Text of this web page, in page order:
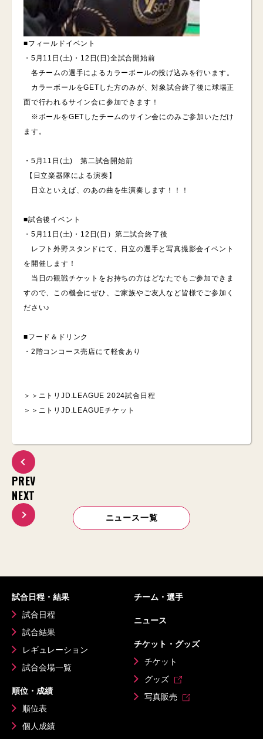
■フィールドイベント
・5月11日(土)・12日(日)全試合開始前
各チームの選手によるカラーボールの投げ込みを行います。
カラーボールをGETした方のみが、対象試合終了後に球場正
面で行われるサイン会に参加できます！
※ボールをGETしたチームのサイン会にのみご参加いただけ
ます。
・5月11日(土) 第二試合開始前
【日立楽器隊による演奏】
日立といえば、のあの曲を生演奏します！！！
■試合後イベント
・5月11日(土)・12日(日）第二試合終了後
レフト外野スタンドにて、日立の選手と写真撮影会イベント
を開催します！
当日の観戦チケットをお持ちの方はどなたでもご参加できま
すので、この機会にぜひ、ご家族やご友人など皆様でご参加く
ださい♪
■フード＆ドリンク
・2階コンコース売店にて軽食あり
＞＞ ニトリJD.LEAGUE 2024試合日程
＞＞ ニトリJD.LEAGUEチケット
PREV
ニュース一覧
NEXT
試合日程・結果
試合日程
試合結果
レギュレーション
試合会場一覧
順位・成績
順位表
個人成績
チーム・選手
ニュース
チケット・グッズ
チケット
グッズ
写真販売